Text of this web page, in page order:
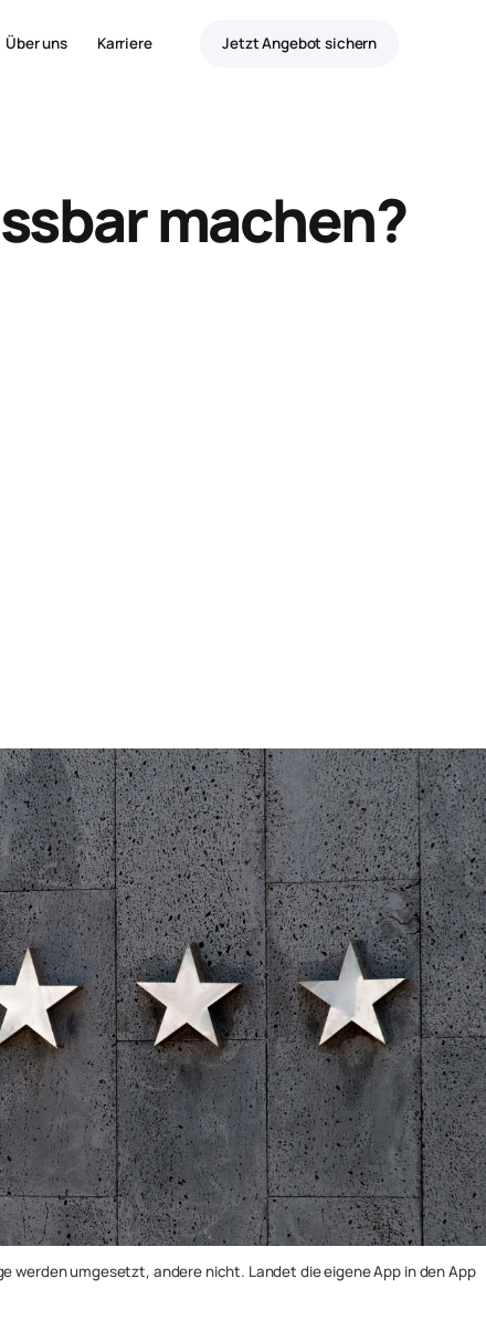
Über uns Karriere Jetzt Angebot sichern
machen?
werden umgesetzt, andere nicht. Landet die eigene App in den App